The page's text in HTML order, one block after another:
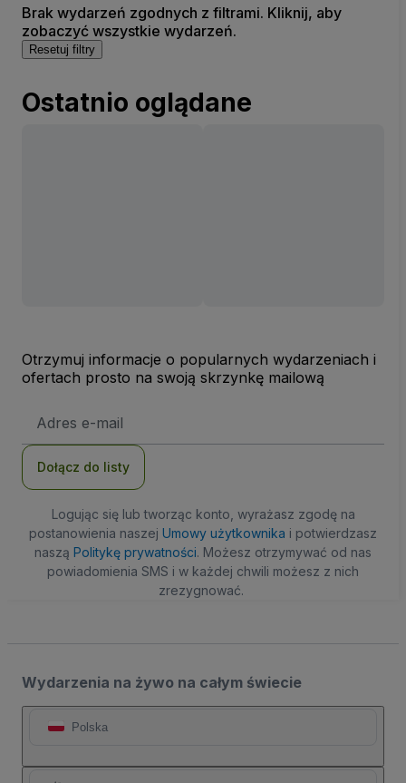
Brak wydarzeń zgodnych z filtrami. Kliknij, aby
zobaczyć wszystkie wydarzeń.
Resetuj filtry
Ostatnio oglądane
Otrzymuj informacje o popularnych wydarzeniach i
ofertach prosto na swoją skrzynkę mailową
e-
Dołącz do listy
Logując się lub tworząc konto, wyrażasz zgodę na
postanowienia naszej Umowy użytkownika i potwierdzasz
naszą Politykę prywatności. Możesz otrzymywać od nas
powiadomienia SMS i w każdej chwili możesz z nich
zrezygnować.
Wydarzenia na żywo na całym świecie
Polska